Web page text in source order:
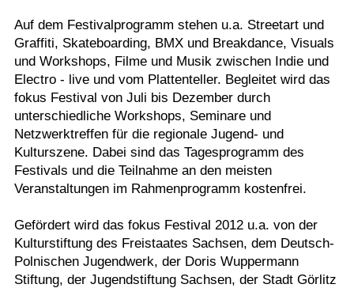
Auf dem Festivalprogramm stehen u.a. Streetart und
Graffiti, Skateboarding, BMX und Breakdance, Visuals
und Workshops, Filme und Musik zwischen Indie und
Electro - live und vom Plattenteller. Begleitet wird das
fokus Festival von Juli bis Dezember durch
unterschiedliche Workshops, Seminare und
Netzwerktreffen für die regionale Jugend- und
Kulturszene. Dabei sind das Tagesprogramm des
Festivals und die Teilnahme an den meisten
Veranstaltungen im Rahmenprogramm kostenfrei.
Gefördert wird das fokus Festival 2012 u.a. von der
Kulturstiftung des Freistaates Sachsen, dem Deutsch-
Polnischen Jugendwerk, der Doris Wuppermann
Stiftung, der Jugendstiftung Sachsen, der Stadt Görlitz